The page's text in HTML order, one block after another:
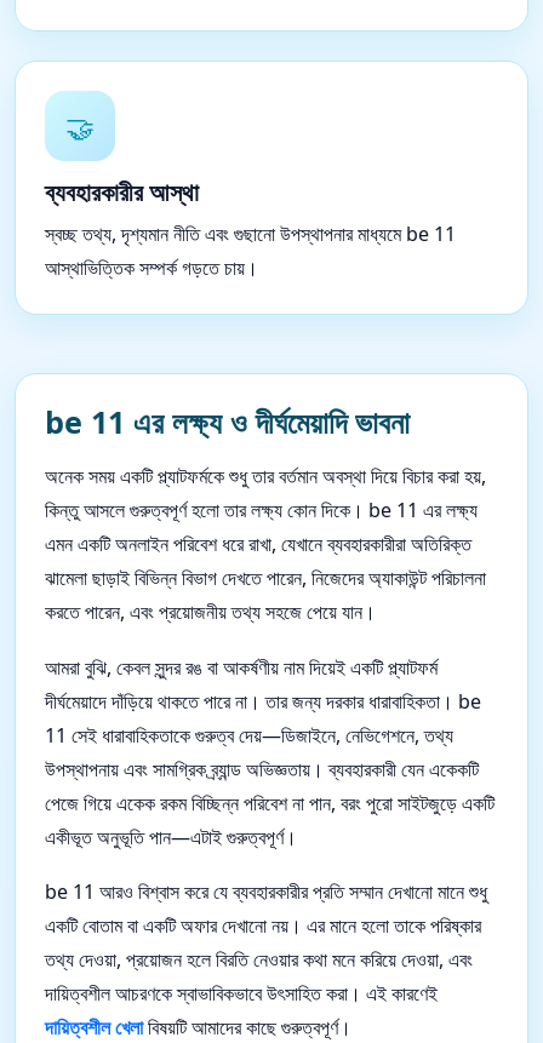
🤝
ব্যবহারকারীর আস্থা
স্বচ্ছ তথ্য, দৃশ্যমান নীতি এবং গুছানো উপস্থাপনার মাধ্যমে be 11
আস্থাভিত্তিক সম্পর্ক গড়তে চায়।
be 11 এর লক্ষ্য ও দীর্ঘমেয়াদি ভাবনা
অনেক সময় একটি প্ল্যাটফর্মকে শুধু তার বর্তমান অবস্থা দিয়ে বিচার করা হয়,
কিন্তু আসলে গুরুত্বপূর্ণ হলো তার লক্ষ্য কোন দিকে। be 11 এর লক্ষ্য
এমন একটি অনলাইন পরিবেশ ধরে রাখা, যেখানে ব্যবহারকারীরা অতিরিক্ত
ঝামেলা ছাড়াই বিভিন্ন বিভাগ দেখতে পারেন, নিজেদের অ্যাকাউন্ট পরিচালনা
করতে পারেন, এবং প্রয়োজনীয় তথ্য সহজে পেয়ে যান।
আমরা বুঝি, কেবল সুন্দর রঙ বা আকর্ষণীয় নাম দিয়েই একটি প্ল্যাটফর্ম
দীর্ঘমেয়াদে দাঁড়িয়ে থাকতে পারে না। তার জন্য দরকার ধারাবাহিকতা। be
11 সেই ধারাবাহিকতাকে গুরুত্ব দেয়—ডিজাইনে, নেভিগেশনে, তথ্য
উপস্থাপনায় এবং সামগ্রিক ব্র্যান্ড অভিজ্ঞতায়। ব্যবহারকারী যেন একেকটি
পেজে গিয়ে একেক রকম বিচ্ছিন্ন পরিবেশ না পান, বরং পুরো সাইটজুড়ে একটি
একীভূত অনুভূতি পান—এটাই গুরুত্বপূর্ণ।
be 11 আরও বিশ্বাস করে যে ব্যবহারকারীর প্রতি সম্মান দেখানো মানে শুধু
একটি বোতাম বা একটি অফার দেখানো নয়। এর মানে হলো তাকে পরিষ্কার
তথ্য দেওয়া, প্রয়োজন হলে বিরতি নেওয়ার কথা মনে করিয়ে দেওয়া, এবং
দায়িত্বশীল আচরণকে স্বাভাবিকভাবে উৎসাহিত করা। এই কারণেই
দায়িত্বশীল খেলাবিষয়টি আমাদের কাছে গুরুত্বপূর্ণ।